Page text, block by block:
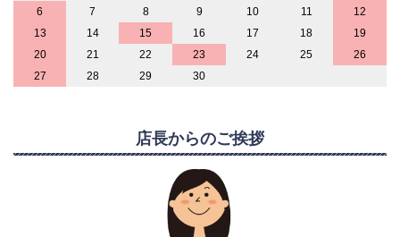
6
7 8 9 10 11
12
13
14 15 16 17 18
19
20
21 22 23 24 25
26
27
28 29 30
店長からのご挨拶